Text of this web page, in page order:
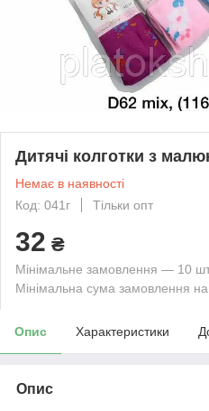
Дитячі колготки з
Немає в наявності
Код: 041г
Тільки опт
32 ₴
Мінімальне замовлення — 10
Мінімальна сума замовлення
Опис Характеристики
Опис